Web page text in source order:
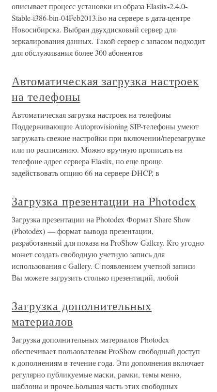
описывает процесс установки из образа Elastix-2.4.0-
Stable-i386-bin-04Feb2013.iso на сервере в дата-центре
Новосибирска. Выбран двухдисковый сервер для
зеркалирования данных. Такой сервер с запасом подходит
для обслуживания более 300 абонентов
Автоматическая загрузка настроек
на телефоны
Автоматическая загрузка настроек на телефоны
Поддерживающие Autoprovisioning SIP-телефоны умеют
загружать свежие настройки при включении/перезагрузке
или по расписанию. Можно вручную прописать на
телефоне адрес сервера Elastix, но еще проще
задействовать опцию 66 на сервере DHCP, в
Загрузка презентации на Photodex
Загрузка презентации на Photodex Формат Share Show
(Photodex) — формат вывода презентации,
разработанный для показа на ProShow Gallery. Кто угодно
может создать свободную учетную запись для
использования с Gallery. С появлением учетной записи
Вы можете загрузить столько презентаций, любой
Загрузка дополнительных
материалов
Загрузка дополнительных материалов Photodex
обеспечивает пользователям ProShow свободный доступ
к дополнениям в течение года. Эти дополнения включает
регулярно публикуемые маски, рамки, темы меню,
шаблоны и прочее.Большая часть этих свободных